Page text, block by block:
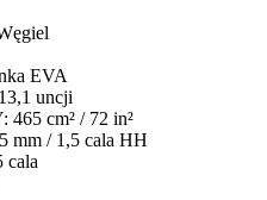
EVA
uncji
cm² / 72 in²
mm / 1,5 cala HH
cala